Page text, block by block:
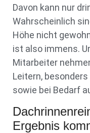
Davon kann nur
Wahrscheinlich
Höhe nicht
ist also immens.
Mitarbeiter
Leitern,
sowie bei Bedarf
Ergebnis